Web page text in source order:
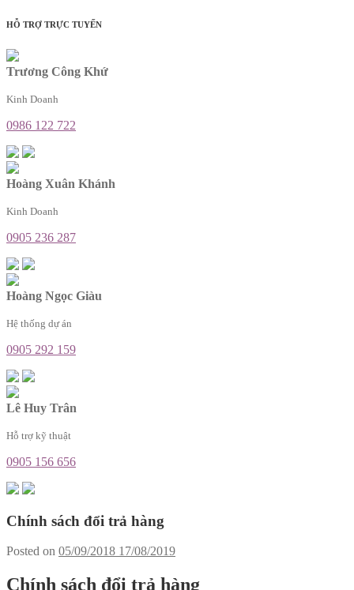
HỖ TRỢ TRỰC TUYẾN
Trương Công Khứ
Kinh Doanh
0986 122 722
Hoàng Xuân Khánh
Kinh Doanh
0905 236 287
Hoàng Ngọc Giàu
Hệ thống dự án
0905 292 159
Lê Huy Trân
Hỗ trợ kỹ thuật
0905 156 656
Chính sách đổi trả hàng
Posted on 05/09/2018 17/08/2019
Chính sách đổi trả hàng